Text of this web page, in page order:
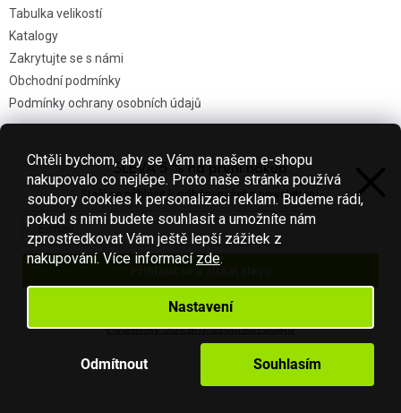
Chtěli bychom, aby se Vám na našem e-shopu
nakupovalo co nejlépe. Proto naše stránka používá
soubory cookies k personalizaci reklam. Budeme rádi,
pokud s nimi budete souhlasit a umožníte nám
zprostředkovat Vám ještě lepší zážitek z
nakupování. Více informací zde.
Nastavení
Odmítnout Souhlasím
Tabulka velikostí
Katalogy
Zakrytujte se s námi
Obchodní podmínky
Podmínky ochrany osobních údajů
Nákupní košík
0KS /0 KČ
S láskou vyrobilo
Filipesmedia 🧡
SLEVA 5 % na první nákup
Stačí se přihlásit k odběru našeho newsletteru.
Přihlásit se a získat slevu
Váš e-mail je u nás v bezpečí.
Podmínky ochrany osobních údajů